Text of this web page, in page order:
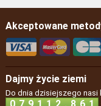
Akceptowane
Dajmy życie ziemi
Do dnia dzisiejszego